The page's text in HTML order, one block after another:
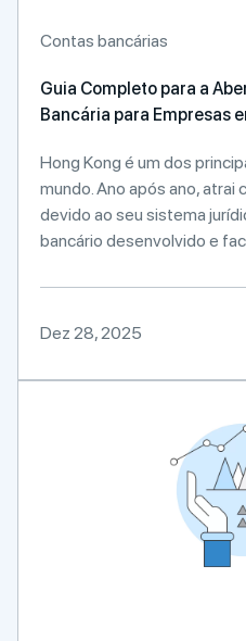
Contas bancárias
Guia Completo para a
Bancária para Empresas
Hong Kong é um dos
mundo. Ano após ano,
devido ao seu sistema
bancário desenvolvido e
Dez 28, 2025